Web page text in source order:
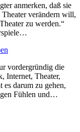
anmerken, daß sie
verändern will,
zu werden.“
vordergründig die
Internet, Theater,
es darum zu gehen,
Fühlen und…